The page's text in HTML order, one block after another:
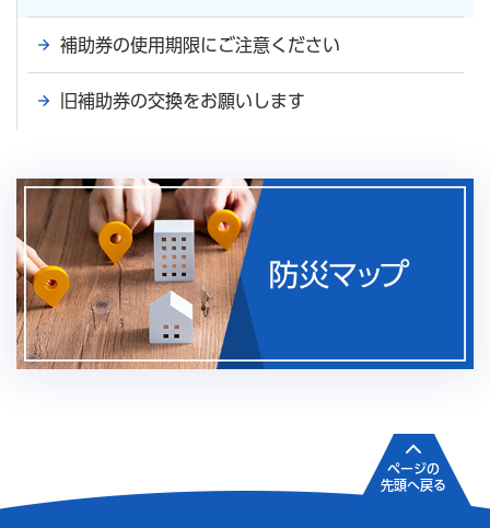
補助券の使用期限にご注意ください
旧補助券の交換をお願いします
ページの
先頭へ戻る